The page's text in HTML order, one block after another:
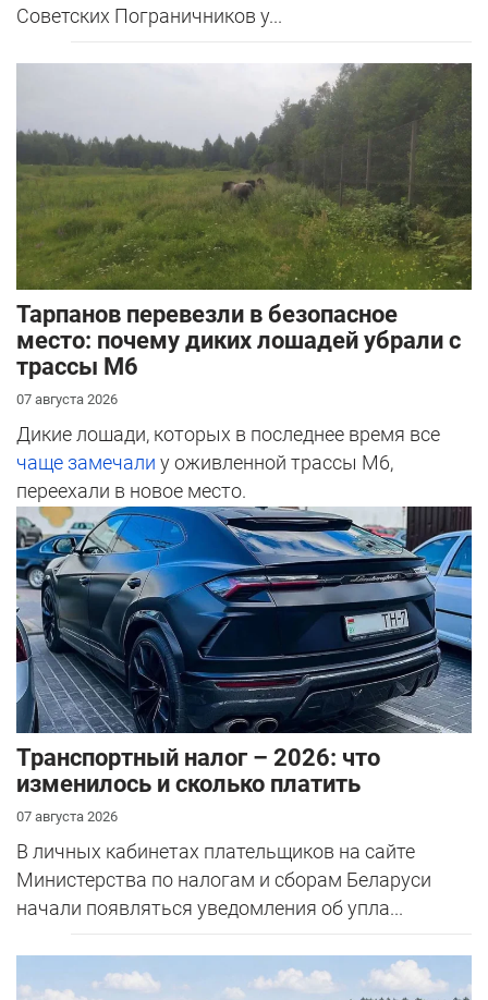
Советских Пограничников у...
Тарпанов перевезли в безопасное
место: почему диких лошадей убрали с
трассы М6
07 августа 2026
Дикие лошади, которых в последнее время все
чаще замечали у оживленной трассы М6,
переехали в новое место.
Транспортный налог – 2026: что
изменилось и сколько платить
07 августа 2026
В личных кабинетах плательщиков на сайте
Министерства по налогам и сборам Беларуси
начали появляться уведомления об упла...